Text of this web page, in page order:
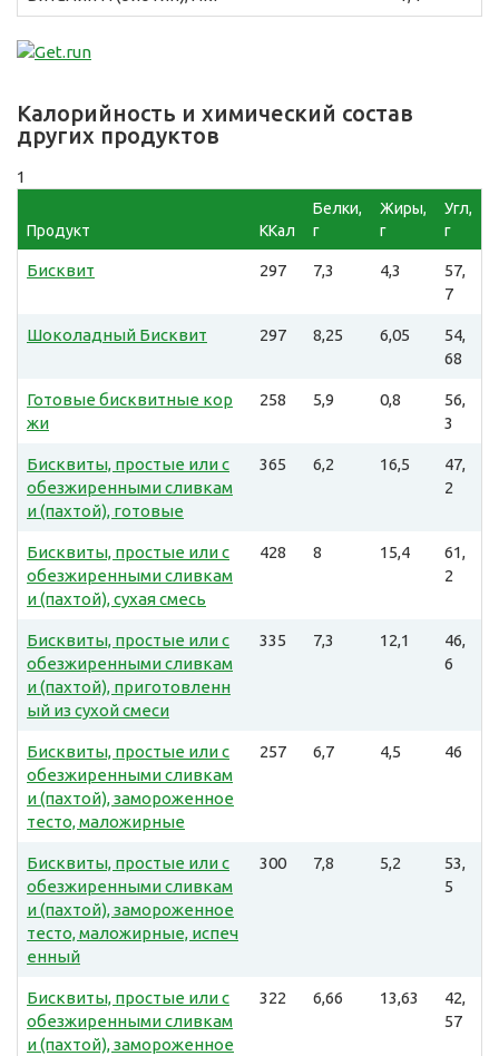
Калорийность и химический состав
других продуктов
1
Продукт ККал
Белки,
г
Жиры,
г
Угл,
г
Бисквит 297 7,3 4,3
57,
7
Шоколадный Бисквит 297 8,25 6,05
54,
68
Готовые бисквитные кор
жи
258 5,9 0,8
56,
3
Бисквиты, простые или с
обезжиренными сливкам
и (пахтой), готовые
365 6,2 16,5
47,
2
Бисквиты, простые или с
обезжиренными сливкам
и (пахтой), сухая смесь
428 8 15,4
61,
2
Бисквиты, простые или с
обезжиренными сливкам
и (пахтой), приготовленн
ый из сухой смеси
335 7,3 12,1
46,
6
Бисквиты, простые или с
обезжиренными сливкам
и (пахтой), замороженное
тесто, маложирные
257 6,7 4,5 46
Бисквиты, простые или с
обезжиренными сливкам
и (пахтой), замороженное
тесто, маложирные, испеч
енный
300 7,8 5,2
53,
5
Бисквиты, простые или с
обезжиренными сливкам
и (пахтой), замороженное
322 6,66 13,63
42,
57